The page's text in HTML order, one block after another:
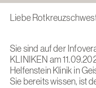
Liebe
Sie sind auf der
KLINIKEN am
Helfenstein Klinik in
Sie bereits wissen, ist